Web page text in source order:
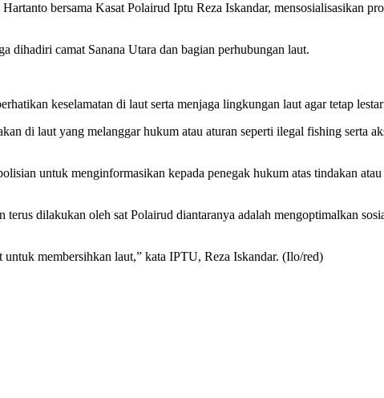
bersama Kasat Polairud Iptu Reza Iskandar, mensosialisasikan
dihadiri camat Sanana Utara dan bagian perhubungan laut.
keselamatan di laut serta menjaga lingkungan laut agar tetap
di laut yang melanggar hukum atau aturan seperti ilegal fishing serta
untuk menginformasikan kepada penegak hukum atas tindakan atau
dilakukan oleh sat Polairud diantaranya adalah mengoptimalkan
untuk membersihkan laut,” kata IPTU, Reza Iskandar. (Ilo/red)